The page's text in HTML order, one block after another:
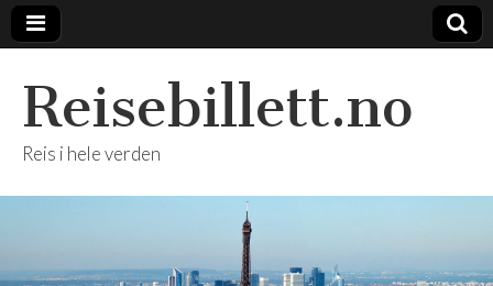
Reisebillett.no
Reis i hele verden